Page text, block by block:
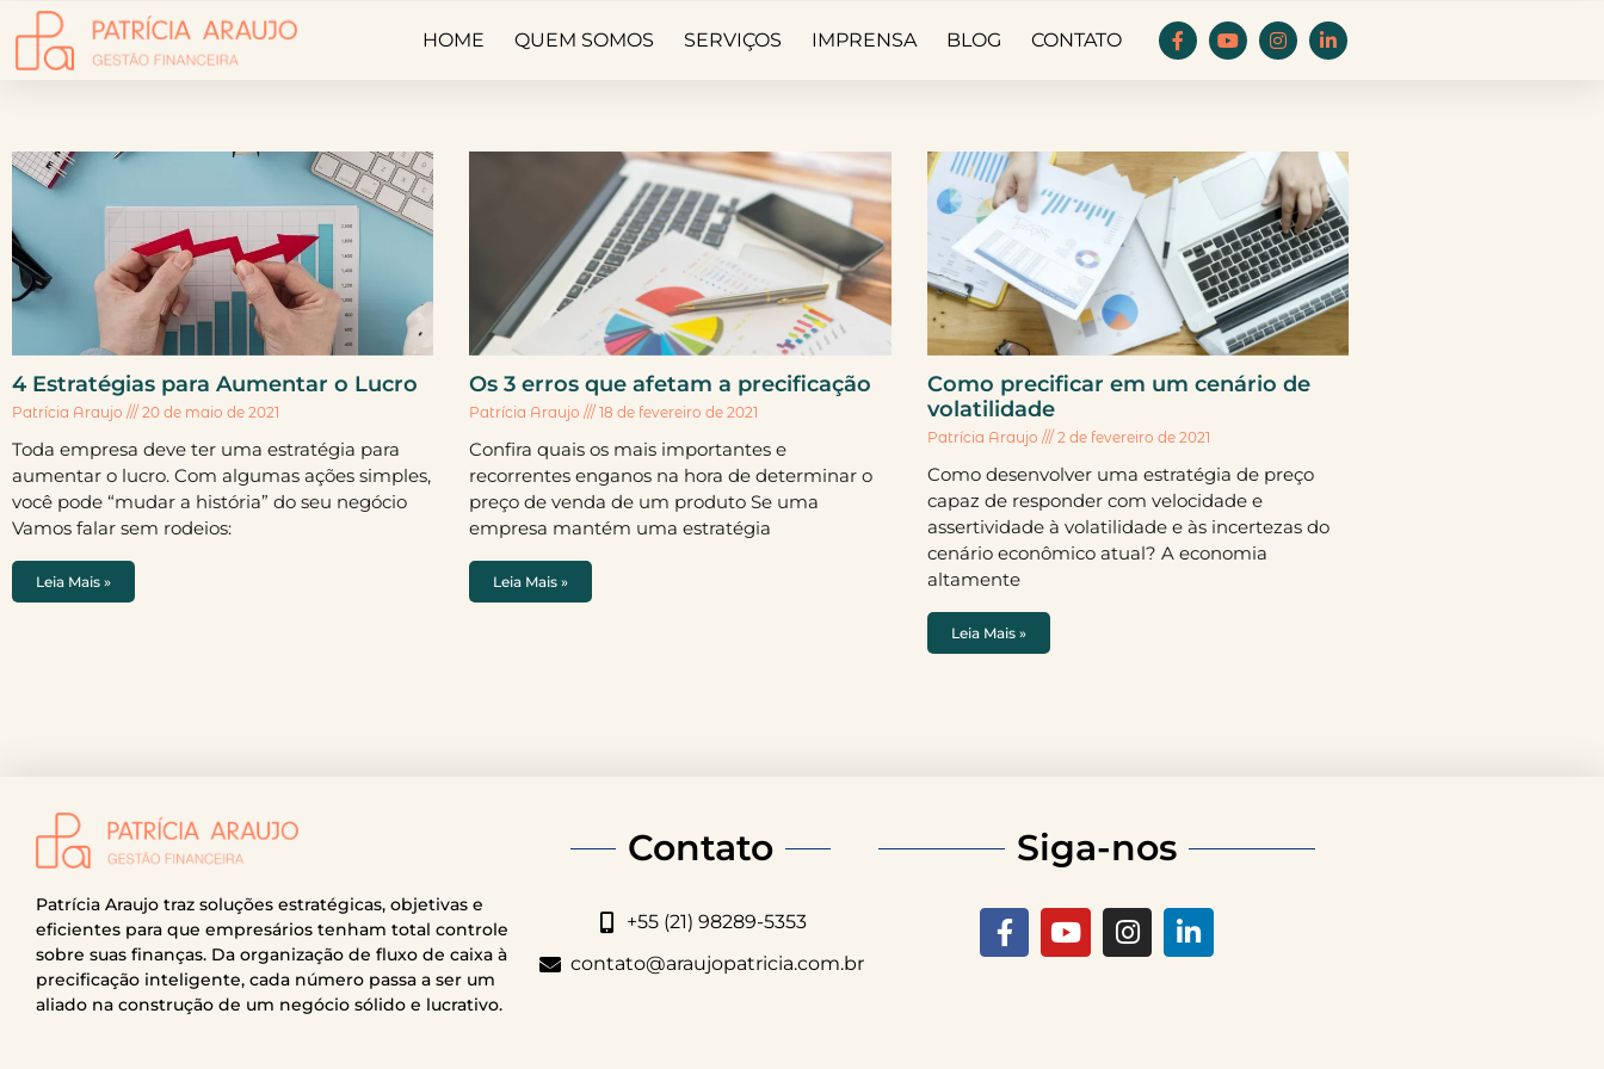
HOME QUEM SOMOS SERVIÇOS IMPRENSA BLOG CONTATO
4 Estratégias para Aumentar o Lucro
Patrícia Araujo 20 de maio de 2021
Toda empresa deve ter uma estratégia para
aumentar o lucro. Com algumas ações simples,
você pode “mudar a história” do seu negócio
Vamos falar sem rodeios:
Leia Mais »
Os 3 erros que afetam a precificação
Patrícia Araujo 18 de fevereiro de 2021
Confira quais os mais importantes e
recorrentes enganos na hora de determinar o
preço de venda de um produto Se uma
empresa mantém uma estratégia
Leia Mais »
Como precificar em um cenário de
volatilidade
Patrícia Araujo 2 de fevereiro de 2021
Como desenvolver uma estratégia de preço
capaz de responder com velocidade e
assertividade à volatilidade e às incertezas do
cenário econômico atual? A economia
altamente
Leia Mais »
Patrícia Araujo traz soluções estratégicas, objetivas e
eficientes para que empresários tenham total controle
sobre suas finanças. Da organização de fluxo de caixa à
precificação inteligente, cada número passa a ser um
aliado na construção de um negócio sólido e lucrativo.
Contato
+55 (21) 98289-5353
contato@araujopatricia.com.br
Siga-nos